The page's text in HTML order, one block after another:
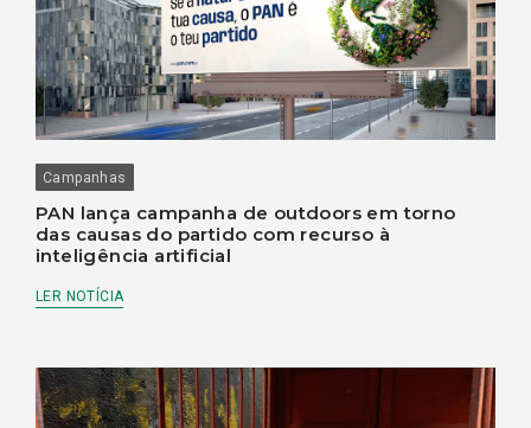
Campanhas
PAN lança campanha de outdoors em torno
das causas do partido com recurso à
inteligência artificial
LER NOTÍCIA